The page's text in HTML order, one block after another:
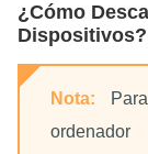
¿Cómo
Dispositivos?
Nota: